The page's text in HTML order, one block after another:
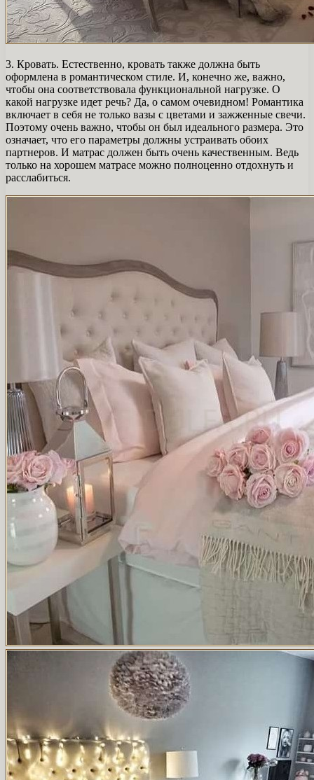
3. Кровать. Естественно, кровать также должна быть
оформлена в романтическом стиле. И, конечно же, важно,
чтобы она соответствовала функциональной нагрузке. О
какой нагрузке идет речь? Да, о самом очевидном! Романтика
включает в себя не только вазы с цветами и зажженные свечи.
Поэтому очень важно, чтобы он был идеального размера. Это
означает, что его параметры должны устраивать обоих
партнеров. И матрас должен быть очень качественным. Ведь
только на хорошем матрасе можно полноценно отдохнуть и
расслабиться.